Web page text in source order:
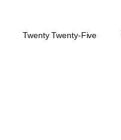
Twenty Twenty-Five